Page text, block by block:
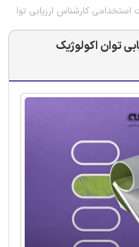
استخدامی کارشناس ارزیابی توان
توان اکولوژیک